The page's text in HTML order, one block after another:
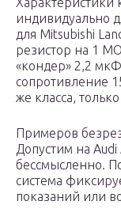
индивидуально
для Mitsubishi
резистор на 1
«кондер» 2,2
сопротивление
же класса,
Примеров
Допустим на
бессмысленно.
система
показаний или